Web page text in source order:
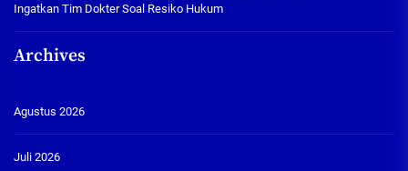
Ingatkan Tim Dokter Soal Resiko Hukum
Archives
Agustus 2026
Juli 2026